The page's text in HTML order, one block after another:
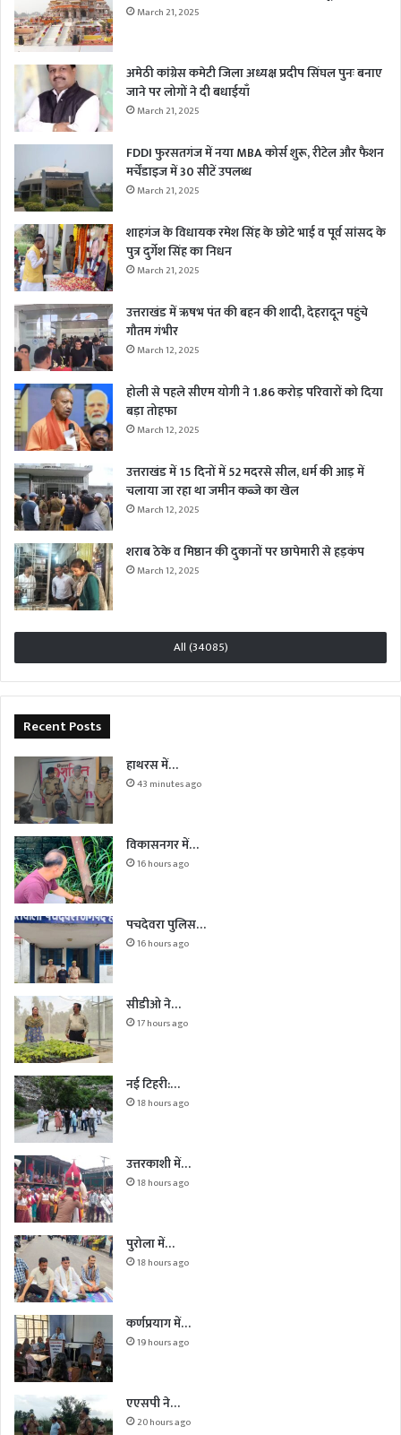
March 21, 2025
अमेठी कांग्रेस कमेटी जिला अध्यक्ष प्रदीप सिंघल पुनः बनाए
जाने पर लोगों ने दी बधाईयाँ
March 21, 2025
FDDI फुरसतगंज में नया MBA कोर्स शुरू, रीटेल और फैशन
मर्चेंडाइज में 30 सीटें उपलब्ध
March 21, 2025
शाहगंज के विधायक रमेश सिंह के छोटे भाई व पूर्व सांसद के
पुत्र दुर्गेश सिंह का निधन
March 21, 2025
उत्तराखंड में ऋषभ पंत की बहन की शादी, देहरादून पहुंचे
गौतम गंभीर
March 12, 2025
होली से पहले सीएम योगी ने 1.86 करोड़ परिवारों को दिया
बड़ा तोहफा
March 12, 2025
उत्तराखंड में 15 दिनों में 52 मदरसे सील, धर्म की आड़ में
चलाया जा रहा था जमीन कब्जे का खेल
March 12, 2025
शराब ठेके व मिष्ठान की दुकानों पर छापेमारी से हड़कंप
March 12, 2025
All (34085)
Recent Posts
हाथरस में…
43 minutes ago
विकासनगर में…
16 hours ago
पचदेवरा पुलिस…
16 hours ago
सीडीओ ने…
17 hours ago
नई टिहरी:…
18 hours ago
उत्तरकाशी में…
18 hours ago
पुरोला में…
18 hours ago
कर्णप्रयाग में…
19 hours ago
एएसपी ने…
20 hours ago